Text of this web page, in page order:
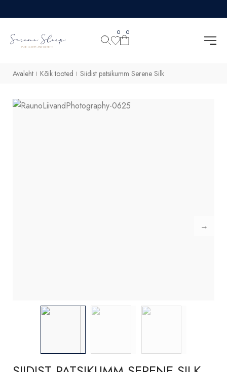
0 0
Avaleht | Kõik tooted | Siidist patsikumm Serene Silk